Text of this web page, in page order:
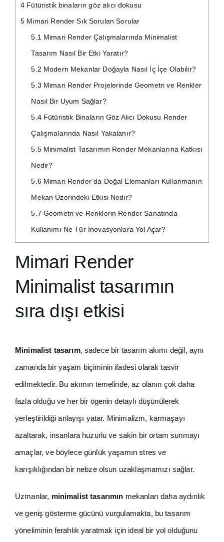
4 Fütüristik binaların göz alıcı dokusu
5 Mimari Render Sık Sorulan Sorular
5.1 Mimari Render Çalışmalarında Minimalist
Tasarım Nasıl Bir Etki Yaratır?
5.2 Modern Mekanlar Doğayla Nasıl İç İçe Olabilir?
5.3 Mimari Render Projelerinde Geometri ve Renkler
Nasıl Bir Uyum Sağlar?
5.4Fütüristik Binaların Göz Alıcı Dokusu Render
Çalışmalarında Nasıl Yakalanır?
5.5Minimalist Tasarımın Render Mekanlarına Katkısı
Nedir?
5.6Mimari Render’da Doğal Elemanları Kullanmanın
Mekan Üzerindeki Etkisi Nedir?
5.7 Geometri ve Renklerin Render Sanatında
Kullanımı Ne Tür İnovasyonlara Yol Açar?
Mimari Render
Minimalist tasarımın
sıra dışı etkisi
Minimalist tasarım, sadece bir tasarım akımı değil, aynı
zamanda bir yaşam biçiminin ifadesi olarak tasvir
edilmektedir. Bu akımın temelinde, az olanın çok daha
fazla olduğu ve her bir ögenin detaylı düşünülerek
yerleştirildiği anlayışı yatar. Minimalizm, karmaşayı
azaltarak, insanlara huzurlu ve sakin bir ortam sunmayı
amaçlar, ve böylece günlük yaşamın stres ve
karışıklığından bir nebze olsun uzaklaşmamızı sağlar.
Uzmanlar, minimalist tasarımın mekanları daha aydınlık
ve geniş gösterme gücünü vurgulamakta, bu tasarım
yöneliminin ferahlık yaratmak için ideal bir yol olduğunu